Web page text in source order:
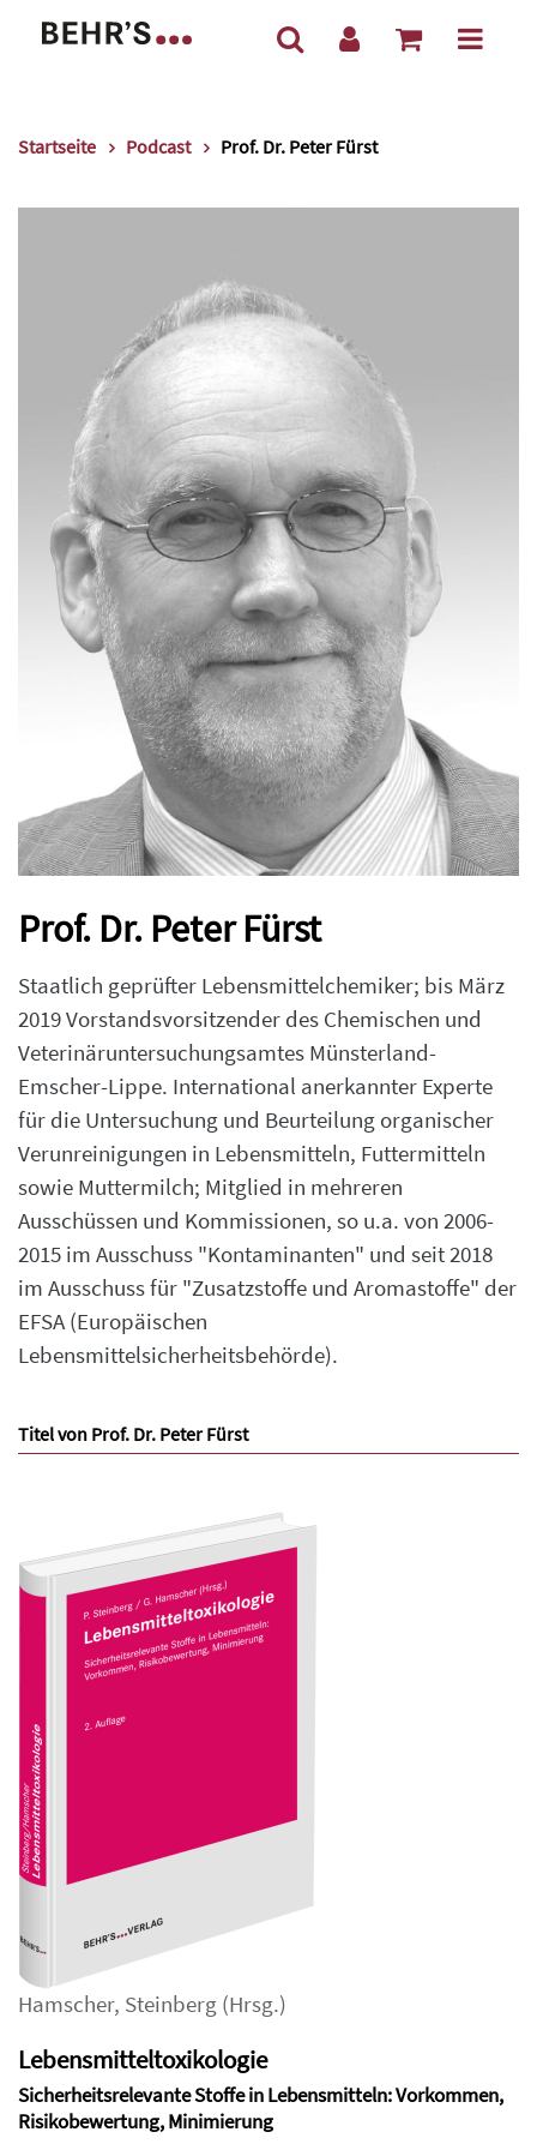
Startseite Podcast Prof. Dr. Peter Fürst
Prof. Dr. Peter Fürst
Staatlich geprüfter Lebensmittelchemiker; bis März
2019 Vorstandsvorsitzender des Chemischen und
Veterinäruntersuchungsamtes Münsterland-
Emscher-Lippe. International anerkannter Experte
für die Untersuchung und Beurteilung organischer
Verunreinigungen in Lebensmitteln, Futtermitteln
sowie Muttermilch; Mitglied in mehreren
Ausschüssen und Kommissionen, so u.a. von 2006-
2015 im Ausschuss "Kontaminanten" und seit 2018
im Ausschuss für "Zusatzstoffe und Aromastoffe" der
EFSA (Europäischen
Lebensmittelsicherheitsbehörde).
Titel von Prof. Dr. Peter Fürst
Hamscher, Steinberg (Hrsg.)
Lebensmitteltoxikologie
Sicherheitsrelevante Stoffe in Lebensmitteln: Vorkommen,
Risikobewertung, Minimierung